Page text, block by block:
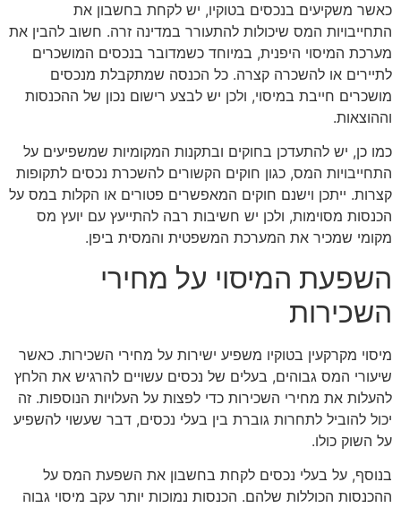
כאשר משקיעים בנכסים בטוקיו, יש לקחת בחשבון את
התחייבויות המס שיכולות להתעורר במדינה זרה. חשוב להבין את
מערכת המיסוי היפנית, במיוחד כשמדובר בנכסים המושכרים
לתיירים או להשכרה קצרה. כל הכנסה שמתקבלת מנכסים
מושכרים חייבת במיסוי, ולכן יש לבצע רישום נכון של ההכנסות
וההוצאות.
כמו כן, יש להתעדכן בחוקים ובתקנות המקומיות שמשפיעים על
התחייבויות המס, כגון חוקים הקשורים להשכרת נכסים לתקופות
קצרות. ייתכן וישנם חוקים המאפשרים פטורים או הקלות במס על
הכנסות מסוימות, ולכן יש חשיבות רבה להתייעץ עם יועץ מס
מקומי שמכיר את המערכת המשפטית והמסית ביפן.
השפעת המיסוי על מחירי
השכירות
מיסוי מקרקעין בטוקיו משפיע ישירות על מחירי השכירות. כאשר
שיעורי המס גבוהים, בעלים של נכסים עשויים להרגיש את הלחץ
להעלות את מחירי השכירות כדי לפצות על העלויות הנוספות. זה
יכול להוביל לתחרות גוברת בין בעלי נכסים, דבר שעשוי להשפיע
על השוק כולו.
בנוסף, על בעלי נכסים לקחת בחשבון את השפעת המס על
ההכנסות הכוללות שלהם. הכנסות נמוכות יותר עקב מיסוי גבוה